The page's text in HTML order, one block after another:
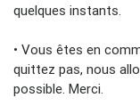
quelques instants.
• Vous êtes en
quittez pas, nous
possible. Merci.